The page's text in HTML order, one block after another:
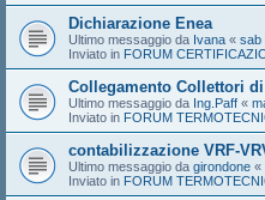
Dichiarazione Enea
Ultimo messaggio da Ivana « sab
Inviato in FORUM
Collegamento Collettori di
Ultimo messaggio da Ing.Paff «
Inviato in FORUM
contabilizzazione VRF-
Ultimo messaggio da girondone «
Inviato in FORUM